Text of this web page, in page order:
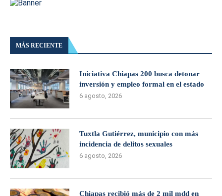
MÁS RECIENTE
Iniciativa Chiapas 200 busca detonar
inversión y empleo formal en el estado
6 agosto, 2026
Tuxtla Gutiérrez, municipio con más
incidencia de delitos sexuales
6 agosto, 2026
Chiapas recibió más de 2 mil mdd en